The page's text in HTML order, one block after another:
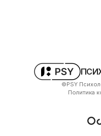
©PSY
Политика